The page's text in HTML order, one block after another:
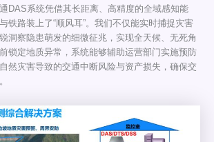
DAS系统凭借其长距离、高精度的全域感知能
铁路装上了“顺风耳”。我们不仅能实时捕捉灾害
洞察隐患萌发的细微征兆，实现全天候、无死角
锁定地质异常，系统能够辅助运营部门实施预防
然灾害导致的交通中断风险与资产损失，确保交